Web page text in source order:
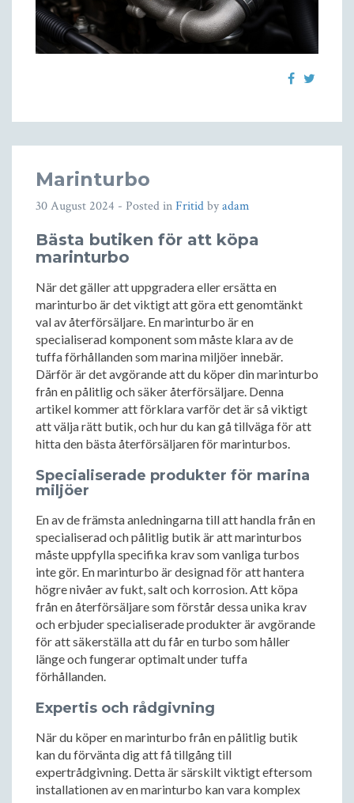
Marinturbo
30 August 2024 - Posted inFritidbyadam
Bästa butiken för att köpa
marinturbo
När det gäller att uppgradera eller ersätta en
marinturbo är det viktigt att göra ett genomtänkt
val av återförsäljare. En marinturbo är en
specialiserad komponent som måste klara av de
tuffa förhållanden som marina miljöer innebär.
Därför är det avgörande att du köper din marinturbo
från en pålitlig och säker återförsäljare. Denna
artikel kommer att förklara varför det är så viktigt
att välja rätt butik, och hur du kan gå tillväga för att
hitta den bästa återförsäljaren för marinturbos.
Specialiserade produkter för marina
miljöer
En av de främsta anledningarna till att handla från en
specialiserad och pålitlig butik är att marinturbos
måste uppfylla specifika krav som vanliga turbos
inte gör. En marinturbo är designad för att hantera
högre nivåer av fukt, salt och korrosion. Att köpa
från en återförsäljare som förstår dessa unika krav
och erbjuder specialiserade produkter är avgörande
för att säkerställa att du får en turbo som håller
länge och fungerar optimalt under tuffa
förhållanden.
Expertis och rådgivning
När du köper en marinturbo från en pålitlig butik
kan du förvänta dig att få tillgång till
expertrådgivning. Detta är särskilt viktigt eftersom
installationen av en marinturbo kan vara komplex